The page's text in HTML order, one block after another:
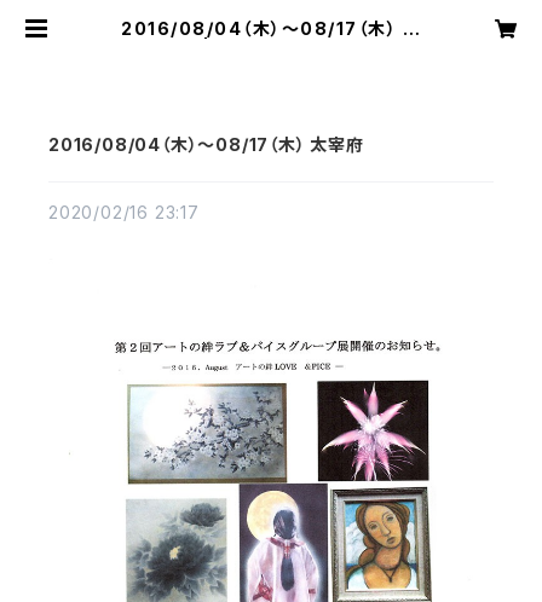
2016/08/04（木）～08/17（木） 太
2016/08/04（木）～08/17（木） 太宰府
2020/02/16 23:17